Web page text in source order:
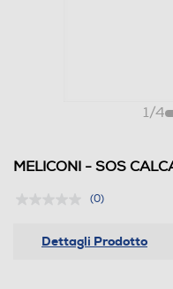
1/4
MELICONI - SOS
(0)
Dettagli Prodotto